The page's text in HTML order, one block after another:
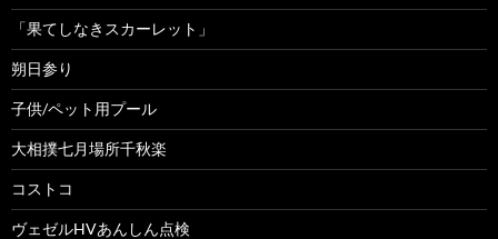
「果てしなきスカーレット」
朔日参り
子供/ペット用プール
大相撲七月場所千秋楽
コストコ
ヴェゼルHVあんしん点検